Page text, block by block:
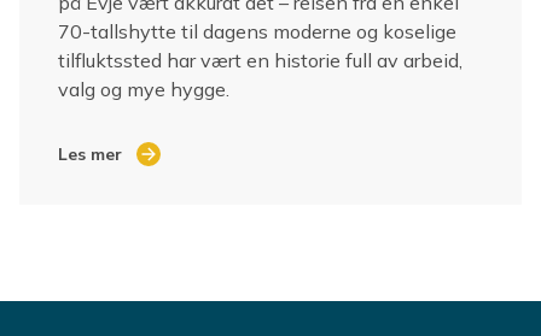
70-tallshytte til dagens moderne og koselige
tilfluktssted har vært en historie full av arbeid,
valg og mye hygge.
Les mer